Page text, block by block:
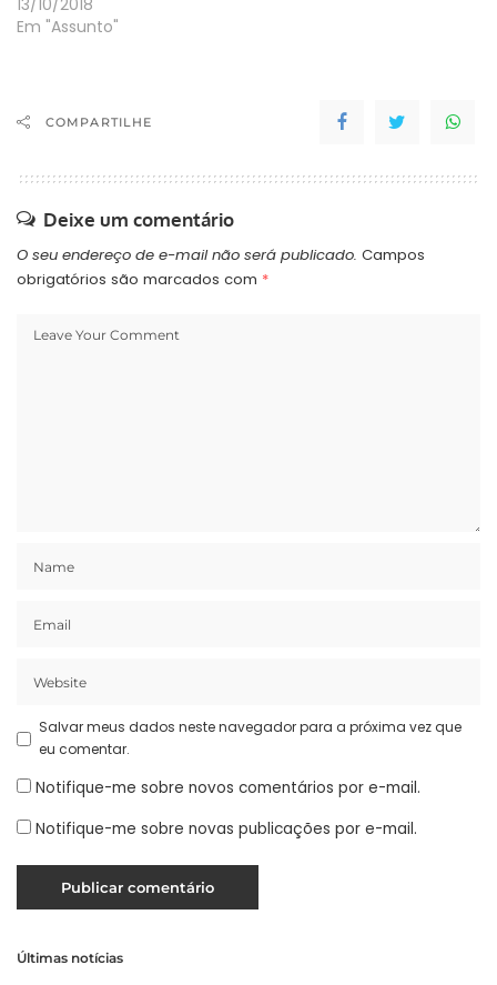
Em "Assunto"
COMPARTILHE
Deixe um comentário
O seu endereço de e-mail não será publicado. Campos
obrigatórios são marcados com *
Salvar meus dados neste navegador para a próxima vez que
eu comentar.
Notifique-me sobre novos comentários por e-mail.
Notifique-me sobre novas publicações por e-mail.
Últimas notícias